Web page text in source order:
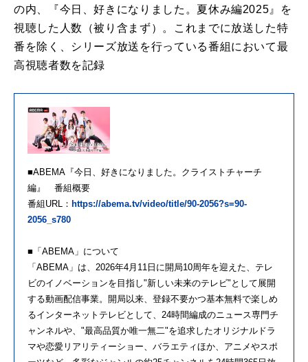
の内、『今日、好きになりました。夏休み編2025』を
視聴した人数（被り含まず）。これまでに放送した特
番を除く、シリーズ放送を行っている番組において最
高視聴者数を記録
■ABEMA『今日、好きになりました。クライストチャーチ
編』 番組概要
番組URL： https://abema.tv/video/title/90-2056?s=90-
2056_s780
■「ABEMA」について
「ABEMA」は、2026年4月11日に開局10周年を迎えた、テレ
ビのイノベーションを目指し"新しい未来のテレビ"として展開
する動画配信事業。開局以来、登録不要かつ基本無料で楽しめ
るインターネットテレビとして、24時間編成のニュース専門チ
ャンネルや、"最高品質か唯一無二"を追求したオリジナルドラ
マや恋愛リアリティーショー、バラエティほか、アニメやスポ